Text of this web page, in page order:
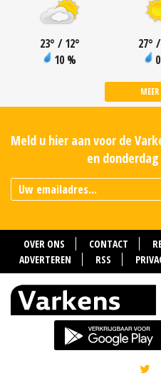
23° / 12°
10 %
27°
Meld u hier aan voor de
en
OVER ONS CONTACT
ADVERTEREN
RSS